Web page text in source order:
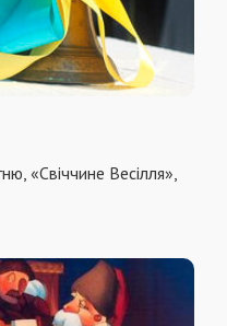
«Свіччине Весілля»,